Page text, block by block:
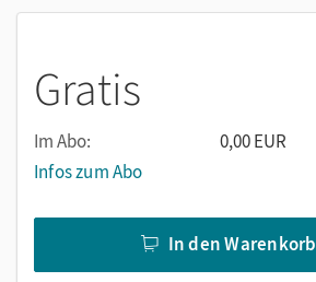
Gratis
Im Abo:
0,00 EUR
Infos zum Abo
In den Warenkorb